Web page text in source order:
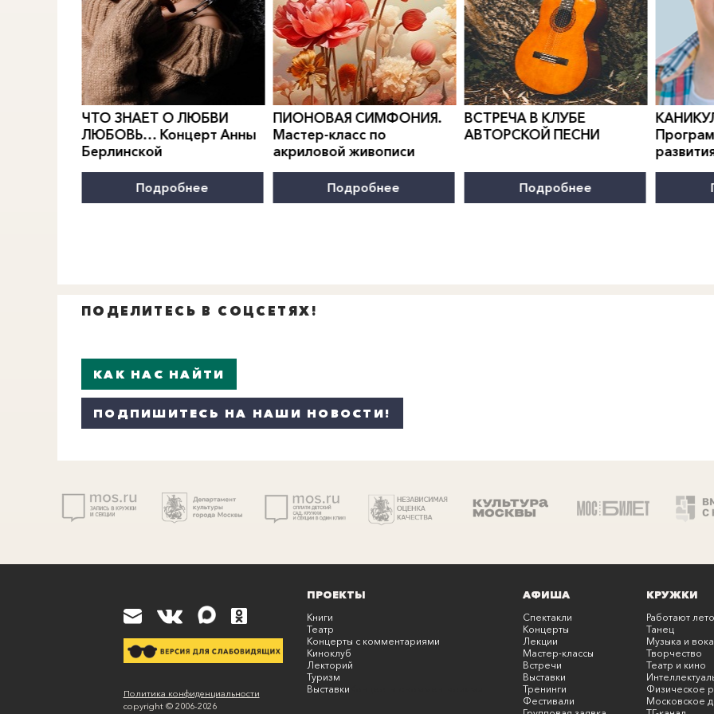
0">
ЧТО ЗНАЕТ О ЛЮБВИ
ЛЮБОВЬ… Концерт Анны
Берлинской
Подробнее
0">
ПИОНОВАЯ СИМФОНИЯ.
Мастер-класс по
акриловой живописи
Подробнее
0">
ВСТРЕЧА В КЛУБЕ
АВТОРСКОЙ ПЕСНИ
Подробнее
0">
ПОДЕЛИТЕСЬ В СОЦСЕТЯХ!
КАК НАС НАЙТИ
ПОДПИШИТЕСЬ НА НАШИ НОВОСТИ!
Политика конфиденциальности
copyright © 2006-2026
ПРОЕКТЫ
Книги
Театр
Концерты с комментариями
Киноклуб
Лекторий
Туризм
Выставки
АФИША
Спектакли
Концерты
Лекции
Мастер-классы
Встречи
Выставки
Тренинги
Фестивали
КРУЖКИ
Работают
Танец
Музыка и
Творчество
Театр и кино
Физическое
Московское